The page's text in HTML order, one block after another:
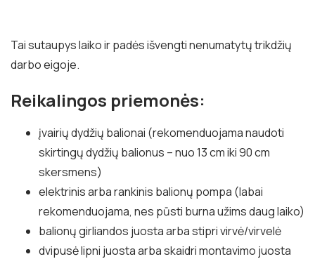
Tai sutaupys laiko ir padės išvengti nenumatytų trikdžių
darbo eigoje.
Reikalingos priemonės:
įvairių dydžių balionai (rekomenduojama naudoti
skirtingų dydžių balionus – nuo 13 cm iki 90 cm
skersmens)
elektrinis arba rankinis balionų pompa (labai
rekomenduojama, nes pūsti burna užims daug laiko)
balionų girliandos juosta arba stipri virvė/virvelė
dvipusė lipni juosta arba skaidri montavimo juosta